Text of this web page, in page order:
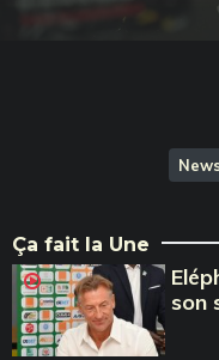
Ça fait la Une
son